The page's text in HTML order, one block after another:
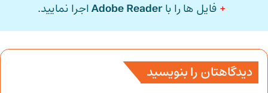
+ فایل ها را باAdobe Readerاجرا نمایید.
دیدگاهتان را بنویسید